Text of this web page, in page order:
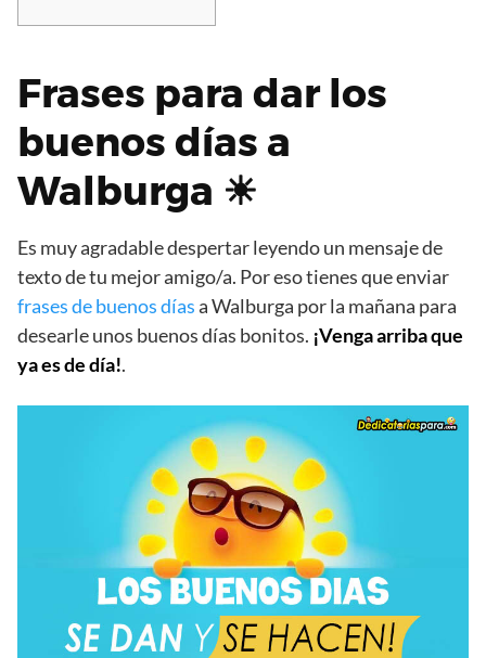
Frases para dar los
buenos días a
Walburga ☀
Es muy agradable despertar leyendo un mensaje de
texto de tu mejor amigo/a. Por eso tienes que enviar
frases de buenos díasa Walburga por la mañana para
desearle unos buenos días bonitos. ¡Venga arriba que
ya es de día!.